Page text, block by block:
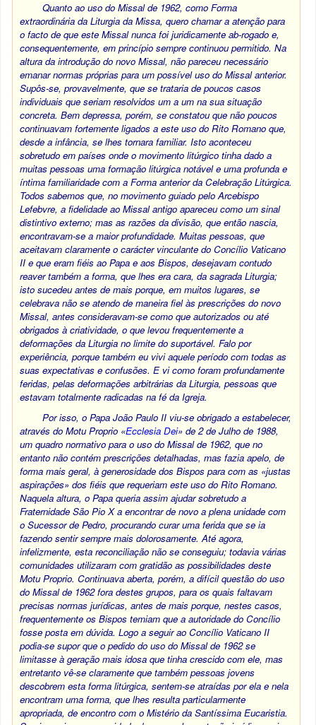
Quanto ao uso do Missal de 1962, comoForma
extraordinária da Liturgia da Missa, quero chamar a atenção para
o facto de que este Missal nunca foi juridicamente ab-rogado e,
consequentemente, em princípio sempre continuou permitido. Na
altura da introdução do novo Missal, não pareceu necessário
emanar normas próprias para um possível uso do Missal anterior.
Supôs-se, provavelmente, que se trataria de poucos casos
individuais que seriam resolvidos um a um na sua situação
concreta. Bem depressa, porém, se constatou que não poucos
continuavam fortemente ligados a este uso do Rito Romano que,
desde a infância, se lhes tornara familiar. Isto aconteceu
sobretudo em países onde o movimento litúrgico tinha dado a
muitas pessoas uma formação litúrgica notável e uma profunda e
íntima familiaridade com a Forma anterior da Celebração Litúrgica.
Todos sabemos que, no movimento guiado pelo Arcebispo
Lefebvre, a fidelidade ao Missal antigo apareceu como um sinal
distintivo externo; mas as razões da divisão, que então nascia,
encontravam-se a maior profundidade. Muitas pessoas, que
aceitavam claramente o carácter vinculante do Concílio Vaticano
II e que eram fiéis ao Papa e aos Bispos, desejavam contudo
reaver também a forma, que lhes era cara, da sagrada Liturgia;
isto sucedeu antes de mais porque, em muitos lugares, se
celebrava não se atendo de maneira fiel às prescrições do novo
Missal, antes consideravam-se como que autorizados ou até
obrigados à criatividade, o que levou frequentemente a
deformações da Liturgia no limite do suportável. Falo por
experiência, porque também eu vivi aquele período com todas as
suas expectativas e confusões. E vi como foram profundamente
feridas, pelas deformações arbitrárias da Liturgia, pessoas que
estavam totalmente radicadas na fé da Igreja.
Por isso, o Papa João Paulo II viu-se obrigado a estabelecer,
através do Motu Proprio «Ecclesia Dei» de 2 de Julho de 1988,
um quadro normativo para o uso do Missal de 1962, que no
entanto não contém prescrições detalhadas, mas fazia apelo, de
forma mais geral, à generosidade dos Bispos para com as «justas
aspirações» dos fiéis que requeriam este uso do Rito Romano.
Naquela altura, o Papa queria assim ajudar sobretudo a
Fraternidade São Pio X a encontrar de novo a plena unidade com
o Sucessor de Pedro, procurando curar uma ferida que se ia
fazendo sentir sempre mais dolorosamente. Até agora,
infelizmente, esta reconciliação não se conseguiu; todavia várias
comunidades utilizaram com gratidão as possibilidades deste
Motu Proprio. Continuava aberta, porém, a difícil questão do uso
do Missal de 1962 fora destes grupos, para os quais faltavam
precisas normas jurídicas, antes de mais porque, nestes casos,
frequentemente os Bispos temiam que a autoridade do Concílio
fosse posta em dúvida. Logo a seguir ao Concílio Vaticano II
podia-se supor que o pedido do uso do Missal de 1962 se
limitasse à geração mais idosa que tinha crescido com ele, mas
entretanto vê-se claramente que também pessoas jovens
descobrem esta forma litúrgica, sentem-se atraídas por ela e nela
encontram uma forma, que lhes resulta particularmente
apropriada, de encontro com o Mistério da Santíssima Eucaristia.